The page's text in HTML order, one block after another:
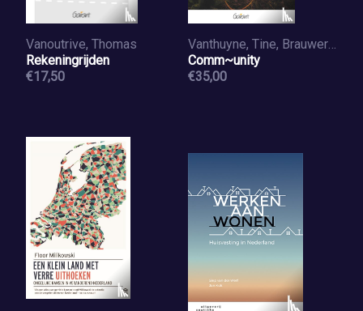
Vanoutrive, Thomas
Rekeningrijden
€17,50
Vanthuyne, Tine, Brauwere, Greet De, Lescrauwaet, An, Haene, Jolijn De
Comm~unity
€35,00